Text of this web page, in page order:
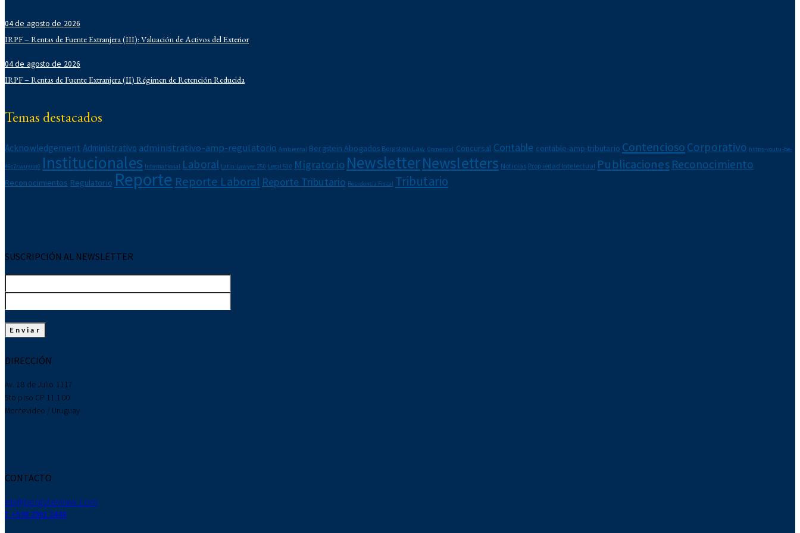
IFLR 1000
Institucionales
Latin Lawyer 250
Legal 500
Newsletters
Propiedad Intelectual
Reconocimientos
Reporte Corporativo
04 de agosto de 2026
IRPF – Rentas de Fuente Extranjera (III): Valuación de Activos del Exterior
04 de agosto de 2026
IRPF – Rentas de Fuente Extranjera (II) Régimen de Retención Reducida
Temas destacados
Acknowledgement Administrativo administrativo-amp-regulatorio Ambiental Bergstein Abogados Bergstein Law Comercial Concursal Contable contable-amp-tributario Contencioso Corporativo https-youtu-be-
46c7rwuynn0 Institucionales International Laboral Latin Lawyer 250 Legal 500 Migratorio NewsletterNewsletters Noticias Propiedad Intelectual Publicaciones Reconocimiento
Reconocimientos Regulatorio Reporte Reporte Laboral Reporte Tributario Residencia Fiscal Tributario
SUSCRIPCIÓN AL NEWSLETTER
DIRECCIÓN
Av. 18 de Julio 1117
5to piso CP 11.100
Montevideo / Uruguay
CONTACTO
eb@bergsteinlaw.com
T. +598 2901 2448